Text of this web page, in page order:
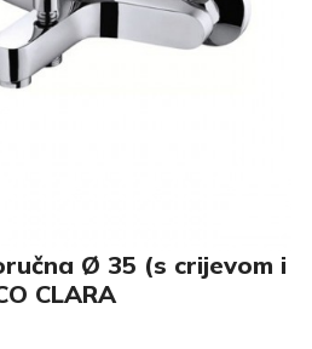
Ø 35 (s crijevom i
CLARA